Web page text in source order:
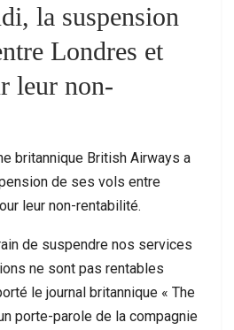
la suspension
Londres et
leur non-
britannique British Airways a
de ses vols entre
leur non-rentabilité.
de suspendre nos services
ne sont pas rentables
le journal britannique « The
porte-parole de la compagnie